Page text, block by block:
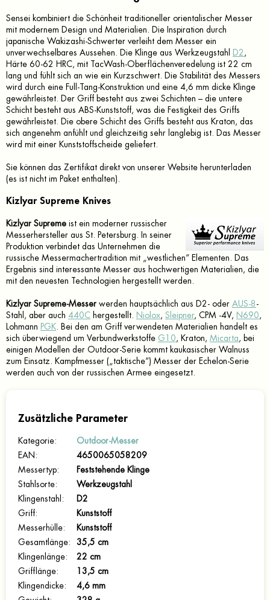
Sensei kombiniert die Schönheit traditioneller orientalischer Messer
mit modernem Design und Materialien. Die Inspiration durch
japanische Wakizashi-Schwerter verleiht dem Messer ein
unverwechselbares Aussehen. Die Klinge aus Werkzeugstahl
D2 ,
Härte 60-62 HRC, mit TacWash-Oberflächenveredelung ist 22 cm
lang und fühlt sich an wie ein Kurzschwert. Die Stabilität des Messers
wird durch eine Full-Tang-Konstruktion und eine 4,6 mm dicke Klinge
gewährleistet. Der Griff besteht aus zwei Schichten – die untere
Schicht besteht aus ABS-Kunststoff, was die Festigkeit des Griffs
gewährleistet. Die obere Schicht des Griffs besteht aus Kraton, das
sich angenehm anfühlt und gleichzeitig sehr langlebig ist. Das Messer
wird mit einer Kunststoffscheide geliefert.
Sie können das Zertifikat direkt von unserer Website herunterladen
(es ist nicht im Paket enthalten).
Kizlyar Supreme Knives
Kizlyar Supreme ist ein moderner russischer
Messerhersteller aus St. Petersburg. In seiner
Produktion verbindet das Unternehmen die
russische Messermachertradition mit „westlichen“ Elementen. Das
Ergebnis sind interessante Messer aus hochwertigen Materialien, die
mit den neuesten Technologien hergestellt werden.
Kizlyar Supreme-Messer werden hauptsächlich aus D2- oder AUS-8 -
Stahl, aber auch 440C hergestellt. Niolox, Sleipner, CPM -4V, N690 ,
Lohmann PGK . Bei den am Griff verwendeten Materialien handelt es
sich überwiegend um Verbundwerkstoffe G10 , Kraton, Micarta , bei
einigen Modellen der Outdoor-Serie kommt kaukasischer Walnuss
zum Einsatz. Kampfmesser („taktische“) Messer der Echelon-Serie
werden auch von der russischen Armee eingesetzt.
Zusätzliche Parameter
Kategorie:
Outdoor-Messer
EAN :
4650065058209
Messertyp:
Feststehende Klinge
Stahlsorte:
Werkzeugstahl
Klingenstahl :
D2
Griff:
Kunststoff
Messerhülle:
Kunststoff
Gesamtlänge:
35,5 cm
Klingenlänge:
22 cm
Grifflänge:
13,5 cm
Klingendicke:
4,6 mm